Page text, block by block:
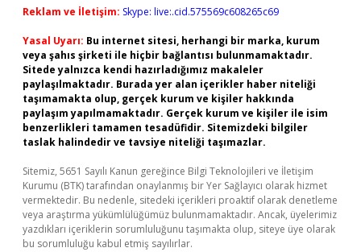
Reklam ve İletişim: Skype: live:.cid.575569c608265c69
Yasal Uyarı: Bu internet sitesi, herhangi bir marka, kurum
veya şahıs şirketi ile hiçbir bağlantısı bulunmamaktadır.
Sitede yalnızca kendi hazırladığımız makaleler
paylaşılmaktadır. Burada yer alan içerikler haber niteliği
taşımamakta olup, gerçek kurum ve kişiler hakkında
paylaşım yapılmamaktadır. Gerçek kurum ve kişiler ile isim
benzerlikleri tamamen tesadüfidir. Sitemizdeki bilgiler
taslak halindedir ve tavsiye niteliği taşımazlar.
Sitemiz, 5651 Sayılı Kanun gereğince Bilgi Teknolojileri ve İletişim
Kurumu (BTK) tarafından onaylanmış bir Yer Sağlayıcı olarak hizmet
vermektedir. Bu nedenle, sitedeki içerikleri proaktif olarak denetleme
veya araştırma yükümlülüğümüz bulunmamaktadır. Ancak, üyelerimiz
yazdıkları içeriklerin sorumluluğunu taşımakta olup, siteye üye olarak
bu sorumluluğu kabul etmiş sayılırlar.